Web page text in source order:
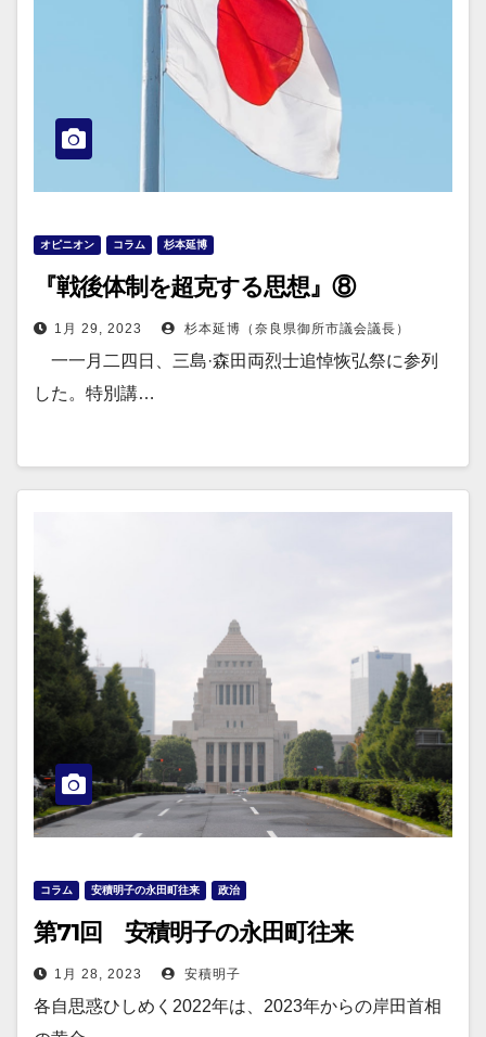
オピニオン コラム 杉本延博
『戦後体制を超克する思想』⑧
1月 29, 2023 杉本延博（奈良県御所市議会議長）
一一月二四日、三島·森田両烈士追悼恢弘祭に参列
した。特別講…
コラム 安積明子の永田町往来 政治
第71回 安積明子の永田町往来
1月 28, 2023 安積明子
各自思惑ひしめく2022年は、2023年からの岸田首相